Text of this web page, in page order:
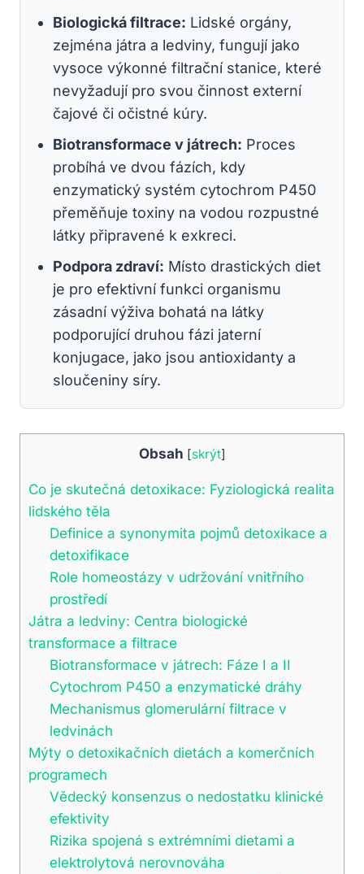
Biologická filtrace: Lidské orgány,
zejména játra a ledviny, fungují jako
vysoce výkonné filtrační stanice, které
nevyžadují pro svou činnost externí
čajové či očistné kúry.
Biotransformace v játrech: Proces
probíhá ve dvou fázích, kdy
enzymatický systém cytochrom P450
přeměňuje toxiny na vodou rozpustné
látky připravené k exkreci.
Podpora zdraví: Místo drastických diet
je pro efektivní funkci organismu
zásadní výživa bohatá na látky
podporující druhou fázi jaterní
konjugace, jako jsou antioxidanty a
sloučeniny síry.
Obsah [skrýt]
Co je skutečná detoxikace: Fyziologická realita
lidského těla
Definice a synonymita pojmů detoxikace a
detoxifikace
Role homeostázy v udržování vnitřního
prostředí
Játra a ledviny: Centra biologické
transformace a filtrace
Biotransformace v játrech: Fáze I a II
Cytochrom P450 a enzymatické dráhy
Mechanismus glomerulární filtrace v
ledvinách
Mýty o detoxikačních dietách a komerčních
programech
Vědecký konsenzus o nedostatku klinické
efektivity
Rizika spojená s extrémními dietami a
elektrolytová nerovnováha